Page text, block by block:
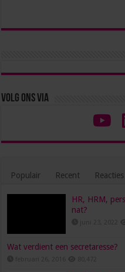
Volg ons via
Populair Recent Reacties
HR, HRM,
nat?
Wat verdient een secretaresse?